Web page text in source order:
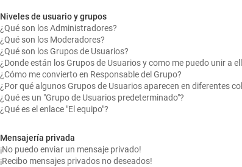
Niveles de usuario y grupos
¿Qué son los Administradores?
¿Qué son los Moderadores?
¿Qué son los Grupos de Usuarios?
¿Donde están los Grupos de Usuarios y como me puedo unir a
¿Cómo me convierto en Responsable del Grupo?
¿Por qué algunos Grupos de Usuarios aparecen en diferentes
¿Qué es un "Grupo de Usuarios predeterminado"?
¿Qué es el enlace "El equipo"?
Mensajería privada
¡No puedo enviar un mensaje privado!
¡Recibo mensajes privados no deseados!